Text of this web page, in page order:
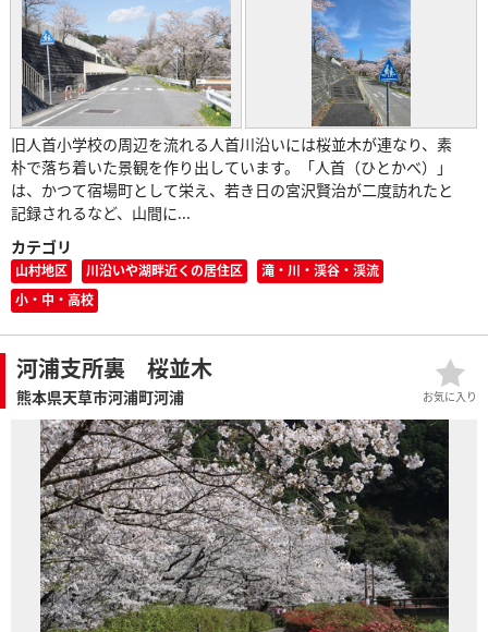
旧人首小学校の周辺を流れる人首川沿いには桜並木が連なり、素
朴で落ち着いた景観を作り出しています。「人首（ひとかべ）」
は、かつて宿場町として栄え、若き日の宮沢賢治が二度訪れたと
記録されるなど、山間に...
カテゴリ
山村地区 川沿いや湖畔近くの居住区
滝・川・渓谷・渓流
小・中・高校
河浦支所裏 桜並木
熊本県天草市河浦町河浦 お気に入り